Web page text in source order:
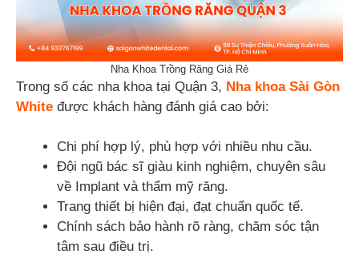
Nha Khoa Trồng Răng Giá Rẻ
Trong số các nha khoa tại Quận 3, Nha khoa Sài Gòn
White được khách hàng đánh giá cao bởi:
Chi phí hợp lý, phù hợp với nhiều nhu cầu.
Đội ngũ bác sĩ giàu kinh nghiệm, chuyên sâu
về Implant và thẩm mỹ răng.
Trang thiết bị hiện đại, đạt chuẩn quốc tế.
Chính sách bảo hành rõ ràng, chăm sóc tận
tâm sau điều trị.